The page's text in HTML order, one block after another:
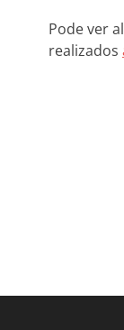
Pode ver
realizados